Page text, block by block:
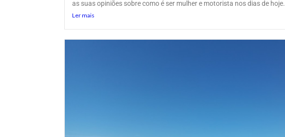
as suas opiniões sobre como é ser mulher e motorista nos dias de hoje.
Ler mais